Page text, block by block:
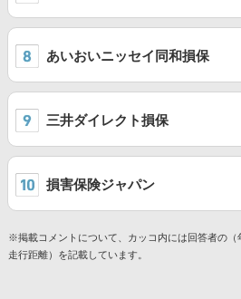
あいおいニッセイ同和損保
三井ダイレクト損保
損害保険ジャパン
※掲載コメントについて、カッコ内には回答者の（
走行距離）を記載しています。